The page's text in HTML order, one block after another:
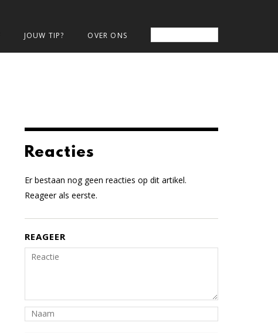
JOUW TIP? OVER ONS
Reacties
Er bestaan nog geen reacties op dit artikel.
Reageer als eerste.
REAGEER